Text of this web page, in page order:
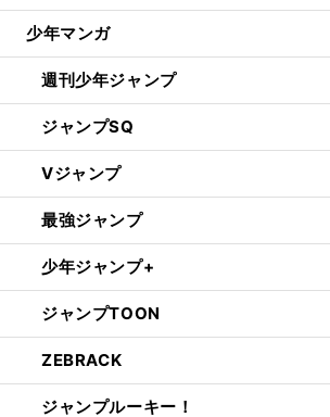
少年マンガ
週刊少年ジャンプ
ジャンプSQ
Vジャンプ
最強ジャンプ
少年ジャンプ+
ジャンプTOON
ZEBRACK
ジャンプルーキー！